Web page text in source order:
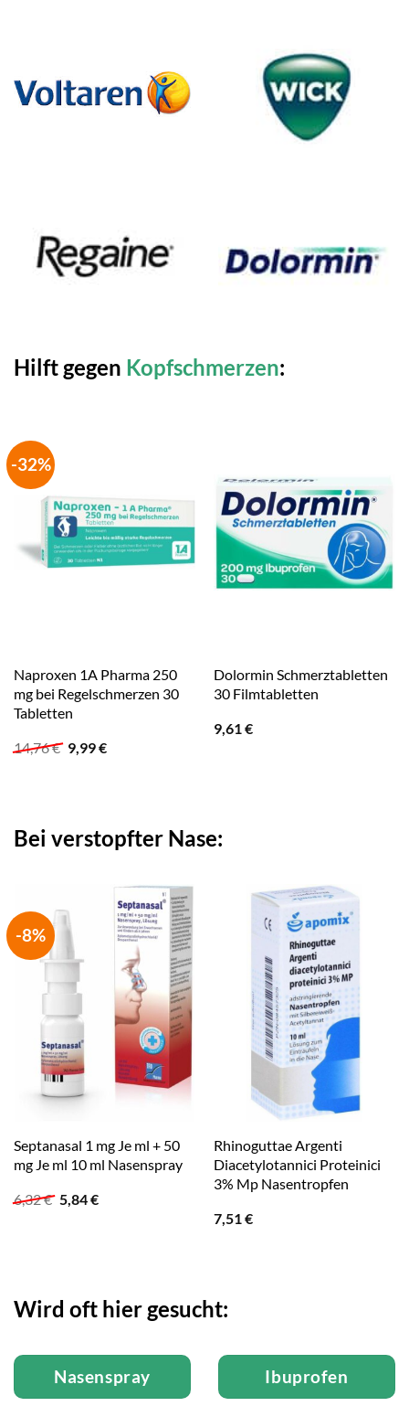
Hilft gegen Kopfschmerzen:
-32%
Naproxen 1A Pharma 250
mg bei Regelschmerzen 30
Tabletten
14,76€ Ursprünglicher
Preis
9,99€Aktueller
Dolormin Schmerztabletten
30 Filmtabletten
9,61 €
Bei verstopfter Nase:
-8%
Septanasal 1 mg Je ml + 50
mg Je ml 10 ml Nasenspray
6,32€ Ursprünglicher
Preis
5,84€Aktueller
Rhinoguttae Argenti
Diacetylotannici Proteinici
3% Mp Nasentropfen
7,51 €
Wird oft hier gesucht:
Nasenspray Ibuprofen